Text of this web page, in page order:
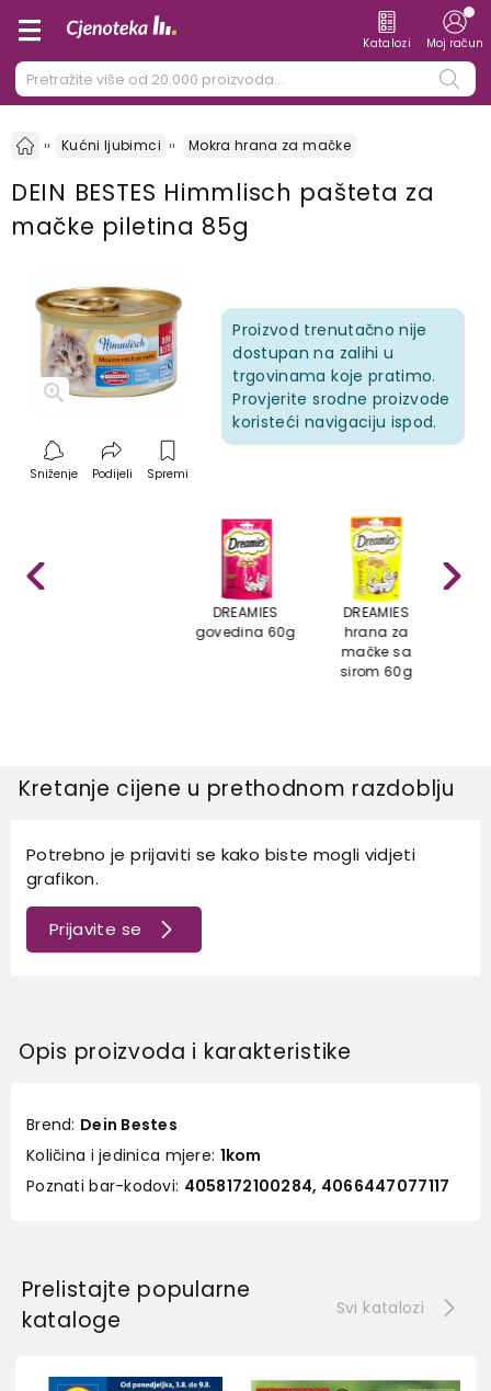
Katalozi Moj račun
Kućni ljubimci Mokra hrana za mačke
DEIN BESTES Himmlisch pašteta za
mačke piletina 85g
Sniženje Podijeli Spremi
Proizvod trenutačno nije
dostupan na zalihi u
trgovinama koje pratimo.
Provjerite srodne proizvode
koristeći navigaciju ispod.
DREAMIES
govedina 60g
DREAMIES
hrana za
mačke sa
sirom 60g
Kretanje cijene u prethodnom razdoblju
Potrebno je prijaviti se kako biste mogli vidjeti
grafikon.
Prijavite se
Opis proizvoda i karakteristike
Brend: Dein Bestes
Količina i jedinica mjere: 1kom
Poznati bar-kodovi: 4058172100284, 4066447077117
Prelistajte popularne
kataloge
Svi katalozi